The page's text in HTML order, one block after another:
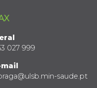
027 999
mail
saude.pt